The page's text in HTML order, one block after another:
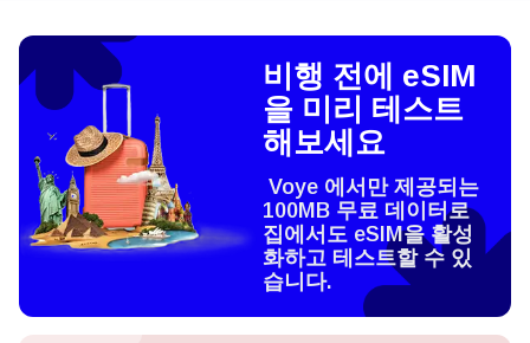
비행 전에 eSIM
을 미리 테스트
해보세요
Voye 에서만 제공되는
100MB 무료 데이터로
집에서도 eSIM을 활성
화하고 테스트할 수 있
습니다.